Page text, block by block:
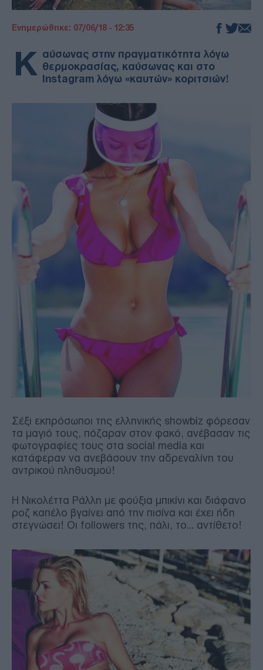
Ενημερώθηκε: 07/06/18 - 12:35
Κ αύσωνας στην πραγματικότητα λόγω
θερμοκρασίας, καύσωνας και στο
Instagram λόγω «καυτών» κοριτσιών!
Σέξι εκπρόσωποι της ελληνικής showbiz φόρεσαν
τα μαγιό τους, πόζαραν στον φακό, ανέβασαν τις
φωτογραφίες τους στα social media και
κατάφεραν να ανεβάσουν την αδρεναλίνη του
αντρικού πληθυσμού!
Η Νικολέττα Ράλλη με φούξια μπικίνι και διάφανο
ροζ καπέλο βγαίνει από την πισίνα και έχει ήδη
στεγνώσει! Οι followers της, πάλι, το... αντίθετο!